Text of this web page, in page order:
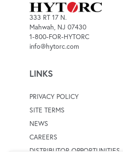
333 RT 17 N.
Mahwah, NJ 07430
1-800-FOR-HYTORC
info@hytorc.com
LINKS
PRIVACY POLICY
SITE TERMS
NEWS
CAREERS